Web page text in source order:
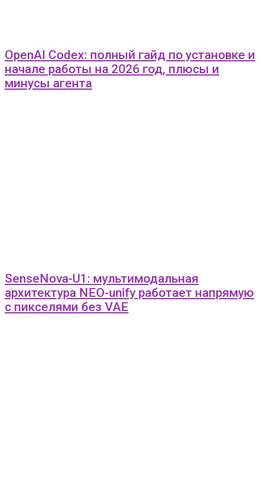
OpenAI Codex: полный гайд по установке и
начале работы на 2026 год, плюсы и
минусы агента
SenseNova-U1: мультимодальная
архитектура NEO-unify работает напрямую
с пикселями без VAE